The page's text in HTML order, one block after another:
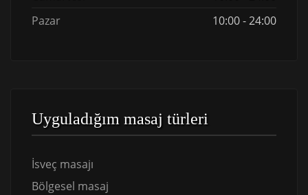
Pazar
10:00 - 24:00
Uyguladığım masaj türleri
İsveç masajı
Bölgesel masaj